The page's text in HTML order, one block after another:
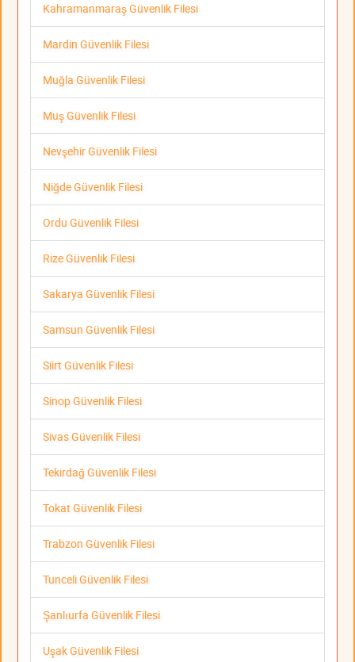
Kahramanmaraş Güvenlik Filesi
Mardin Güvenlik Filesi
Muğla Güvenlik Filesi
Muş Güvenlik Filesi
Nevşehir Güvenlik Filesi
Niğde Güvenlik Filesi
Ordu Güvenlik Filesi
Rize Güvenlik Filesi
Sakarya Güvenlik Filesi
Samsun Güvenlik Filesi
Siirt Güvenlik Filesi
Sinop Güvenlik Filesi
Sivas Güvenlik Filesi
Tekirdağ Güvenlik Filesi
Tokat Güvenlik Filesi
Trabzon Güvenlik Filesi
Tunceli Güvenlik Filesi
Şanlıurfa Güvenlik Filesi
Uşak Güvenlik Filesi